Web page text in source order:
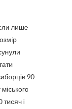
лише
90
тисяч і